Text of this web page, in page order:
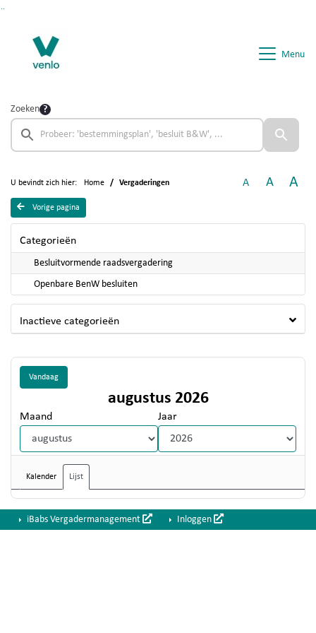
Menu
Zoeken
U bevindt zich hier: Home Vergaderingen A A A
Vorige pagina
Categorieën
Besluitvormende raadsvergadering
Openbare BenW besluiten
Inactieve categorieën
Vandaag
augustus 2026
Maand Jaar
Kalender Lijst
iBabs Vergadermanagement Inloggen